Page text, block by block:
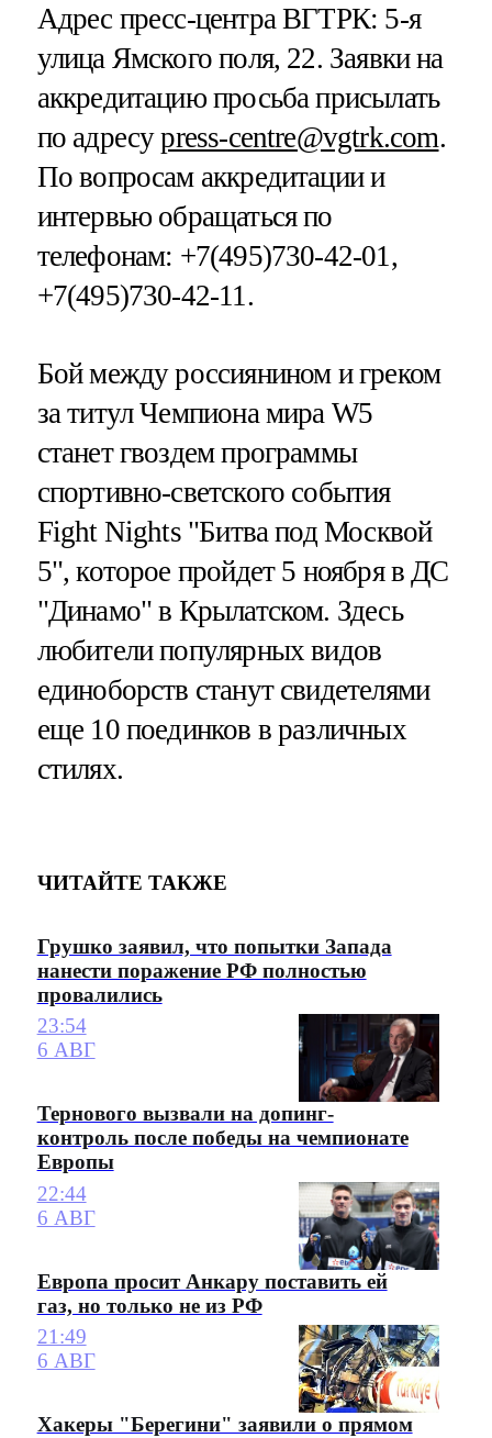
Адрес пресс-центра ВГТРК: 5-я
улица Ямского поля, 22. Заявки на
аккредитацию просьба присылать
по адресуpress-centre@vgtrk.com.
По вопросам аккредитации и
интервью обращаться по
телефонам: +7(495)730-42-01,
+7(495)730-42-11.
Бой между россиянином и греком
за титул Чемпиона мира W5
станет гвоздем программы
спортивно-светского события
Fight Nights "Битва под Москвой
5", которое пройдет 5 ноября в ДС
"Динамо" в Крылатском. Здесь
любители популярных видов
единоборств станут свидетелями
еще 10 поединков в различных
стилях.
ЧИТАЙТЕ ТАКЖЕ
Грушко заявил, что попытки Запада
нанести поражение РФ полностью
провалились
23:54
6 АВГ
Тернового вызвали на допинг-
контроль после победы на чемпионате
Европы
22:44
6 АВГ
Европа просит Анкару поставить ей
газ, но только не из РФ
21:49
6 АВГ
Хакеры "Берегини" заявили о прямом